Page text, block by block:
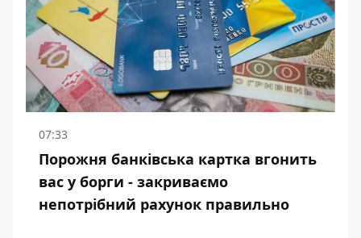
07:33
Порожня банківська картка вгонить
вас у борги - закриваємо
непотрібний рахунок правильно